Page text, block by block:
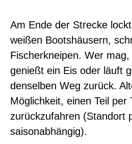
Am Ende der Strecke
weißen Bootshäusern,
Fischerkneipen. Wer
genießt ein Eis oder läuft
denselben Weg zurück.
Möglichkeit, einen Teil per
zurückzufahren (Standort
saisonabhängig).